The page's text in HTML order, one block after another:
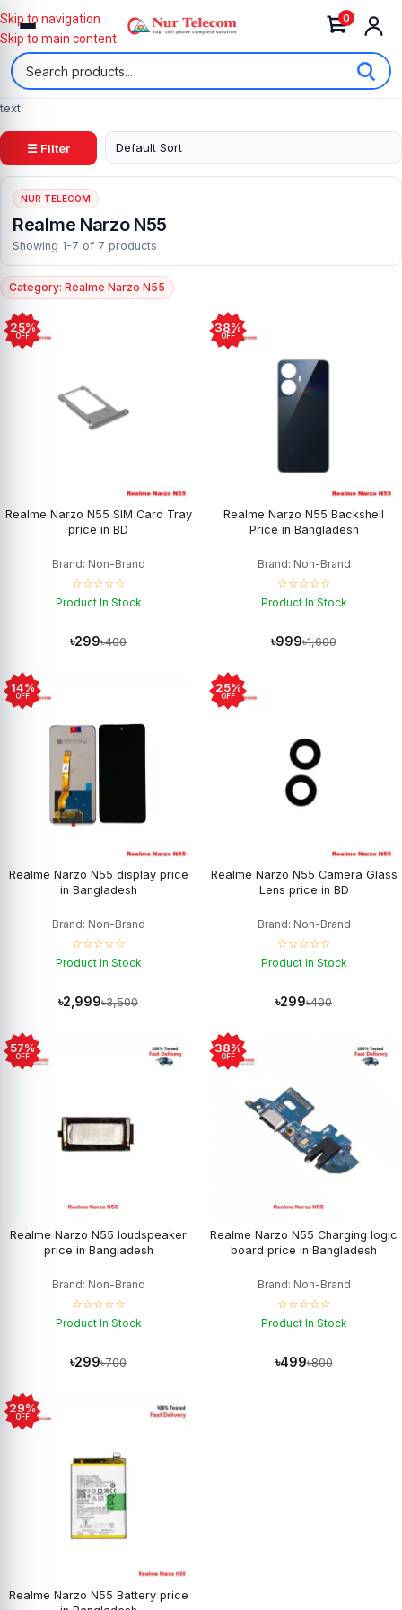
0
Skip to navigation
Skip to main content
text
☰ Filter
NUR TELECOM
Realme Narzo N55
Showing 1-7 of 7 products
Category: Realme Narzo N55
25%
OFF
Realme Narzo N55 SIM Card Tray
price in BD
Brand: Non-Brand
☆☆☆☆☆
Product In Stock
৳299৳400
38%
OFF
Realme Narzo N55 Backshell
Price in Bangladesh
Brand: Non-Brand
☆☆☆☆☆
Product In Stock
৳999৳1,600
14%
OFF
Realme Narzo N55 display price
in Bangladesh
Brand: Non-Brand
☆☆☆☆☆
Product In Stock
৳2,999৳3,500
25%
OFF
Realme Narzo N55 Camera Glass
Lens price in BD
Brand: Non-Brand
☆☆☆☆☆
Product In Stock
৳299৳400
57%
OFF
Realme Narzo N55 loudspeaker
price in Bangladesh
Brand: Non-Brand
☆☆☆☆☆
Product In Stock
৳299৳700
38%
OFF
Realme Narzo N55 Charging logic
board price in Bangladesh
Brand: Non-Brand
☆☆☆☆☆
Product In Stock
৳499৳800
29%
OFF
Realme Narzo N55 Battery price